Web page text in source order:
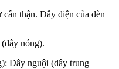
thận. Dây điện của đèn
nóng).
Dây nguội (dây trung